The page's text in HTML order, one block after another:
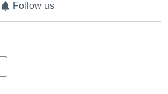
Follow us